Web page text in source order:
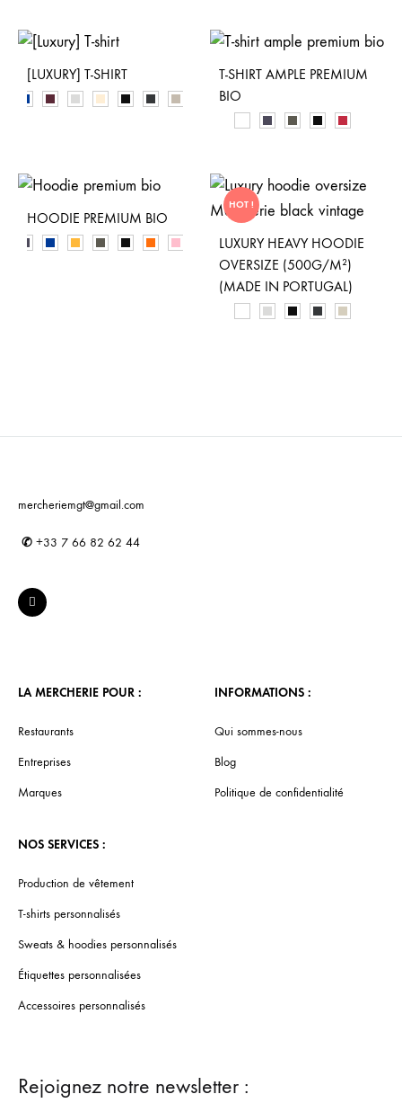
[LUXURY] T-SHIRT
T-SHIRT AMPLE PREMIUM
BIO
HOODIE PREMIUM BIO
HOT !
LUXURY HEAVY HOODIE
OVERSIZE (500G/M²)
(MADE IN PORTUGAL)
mercheriemgt@gmail.com
✆ +33 7 66 82 62 44
LA MERCHERIE POUR :
Restaurants
Entreprises
Marques
NOS SERVICES :
Production de vêtement
T-shirts personnalisés
Sweats & hoodies personnalisés
Étiquettes personnalisées
Accessoires personnalisés
INFORMATIONS :
Qui sommes-nous
Blog
Politique de confidentialité
Rejoignez notre newsletter :